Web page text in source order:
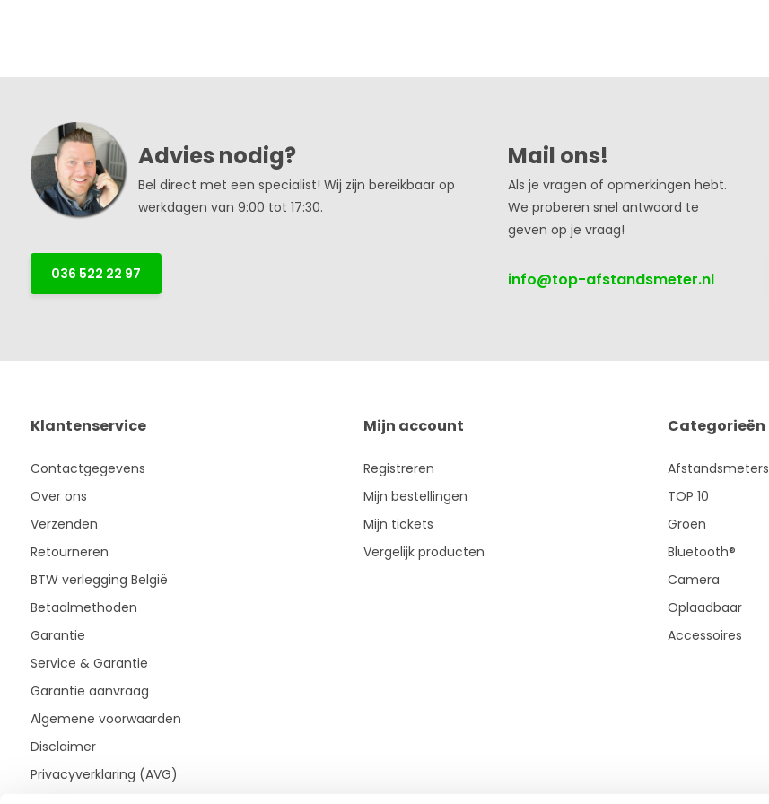
Advies nodig?
Bel direct met een specialist! Wij zijn bereikbaar op
werkdagen van 9:00 tot 17:30.
036 522 22 97
Mail ons!
Als je vragen of opmerkingen hebt.
We proberen snel antwoord te
geven op je vraag!
info@top-afstandsmeter.nl
Klantenservice
Contactgegevens
Over ons
Verzenden
Retourneren
BTW verlegging België
Betaalmethoden
Garantie
Service & Garantie
Garantie aanvraag
Algemene voorwaarden
Disclaimer
Privacyverklaring (AVG)
Mijn account
Registreren
Mijn bestellingen
Mijn tickets
Vergelijk producten
Categorieën
Afstandsmeters
TOP 10
Groen
Bluetooth®
Camera
Oplaadbaar
Accessoires